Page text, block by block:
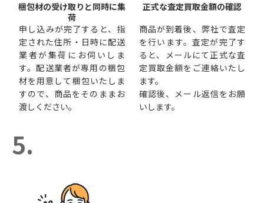
梱包材の受け取りと同時に集
荷
申し込みが完了すると、指
定された住所・日時に配送
業者が集荷にお伺いしま
す。配送業者が専用の梱包
材を用意して梱包いたしま
すので、商品をそのままお
渡しください。
正式な査定買取金額の確認
商品が到着後、弊社で査定
を行います。査定が完了す
ると、メールにて正式な査
定買取金額をご連絡いたし
ます。
確認後、メール返信をお願
いします。
5.